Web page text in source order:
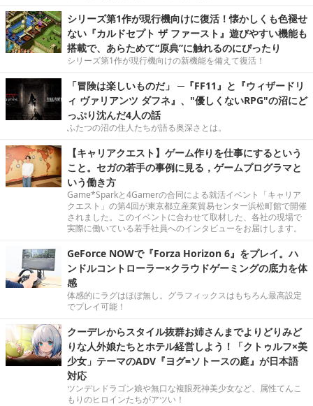
シリーズ第1作が現行機向けに復活！懐かしくも色褪せ
ない『カルドセプト ザ ファースト』遊びやすい機能も
搭載で、あらためて“原典”に触れるのにぴったり
シリーズ第1作が現行機向けの新機能を備えて復活！
「冒険は楽しいものだ」 ─『FF11』と『ウィザードリ
ィ ヴァリアンツ ダフネ』、"優しくないRPG"の沼にど
っぷり沈んだ4人の話
ふたつの沼の住人たちが語る奥深さとは。
【キャリアクエスト】ゲーム作りを仕事にするという
こと。セガの若手の事例に見る，ゲームプログラマと
いう働き方
Game*Sparkと4Gamerの合同による就活イベント「キャリア
クエスト」の第4回が東京都立産業貿易センター浜松町館で開催
されました。このイベントに合わせて取材した、各社の現場で
実際に働いている若手社員へのインタビューをお届けします。
GeForce NOWで『Forza Horizon 6』をプレイ。ハ
ンドルコントローラー×クラウドゲーミングの底力を体
感
体感的にラグはほぼ無し。グラフィックスはもちろん最高設定
でプレイ可能！
クーデレからスタイル抜群お姉さんまでよりどりみど
りな人外娘たちとホテル経営しよう！「クトゥルフ×美
少女」テーマのADV『ヨグ=ソトースの庭』が日本語
対応
ツンデレドラゴン娘や無口な複眼死神美少女など、属性てんこ
もりのヒロインたちがアツい！